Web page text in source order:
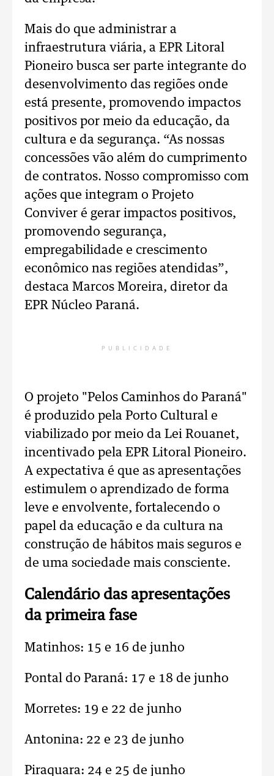
Mais do que administrar a
infraestrutura viária, a EPR Litoral
Pioneiro busca ser parte integrante do
desenvolvimento das regiões onde
está presente, promovendo impactos
positivos por meio da educação, da
cultura e da segurança. “As nossas
concessões vão além do cumprimento
de contratos. Nosso compromisso com
ações que integram o Projeto
Conviver é gerar impactos positivos,
promovendo segurança,
empregabilidade e crescimento
econômico nas regiões atendidas”,
destaca Marcos Moreira, diretor da
EPR Núcleo Paraná.
PUBLICIDADE
O projeto "Pelos Caminhos do Paraná"
é produzido pela Porto Cultural e
viabilizado por meio da Lei Rouanet,
incentivado pela EPR Litoral Pioneiro.
A expectativa é que as apresentações
estimulem o aprendizado de forma
leve e envolvente, fortalecendo o
papel da educação e da cultura na
construção de hábitos mais seguros e
de uma sociedade mais consciente.
Calendário das apresentações
da primeira fase
Matinhos: 15 e 16 de junho
Pontal do Paraná: 17 e 18 de junho
Morretes: 19 e 22 de junho
Antonina: 22 e 23 de junho
Piraquara: 24 e 25 de junho